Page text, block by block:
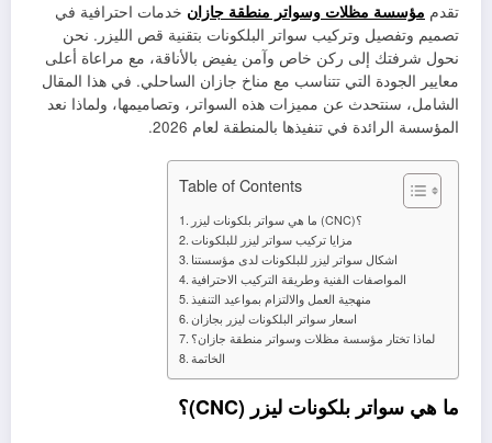
تقدم مؤسسة مظلات وسواتر منطقة جازان خدمات احترافية في
تصميم وتفصيل وتركيب سواتر البلكونات بتقنية قص الليزر. نحن
نحول شرفتك إلى ركن خاص وآمن يفيض بالأناقة، مع مراعاة أعلى
معايير الجودة التي تتناسب مع مناخ جازان الساحلي. في هذا المقال
الشامل، سنتحدث عن مميزات هذه السواتر، وتصاميمها، ولماذا نعد
المؤسسة الرائدة في تنفيذها بالمنطقة لعام 2026.
Table of Contents
ما هي سواتر بلكونات ليزر (CNC)؟
مزايا تركيب سواتر ليزر للبلكونات
اشكال سواتر ليزر للبلكونات لدى مؤسستنا
المواصفات الفنية وطريقة التركيب الاحترافية
منهجية العمل والالتزام بمواعيد التنفيذ
اسعار سواتر البلكونات ليزر بجازان
لماذا تختار مؤسسة مظلات وسواتر منطقة جازان؟
الخاتمة
ما هي سواتر بلكونات ليزر (CNC)؟